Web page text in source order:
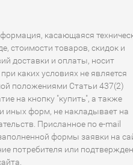
касающаяся
стоимости товаров, скидок и
доставки и оплаты, носит
каких условиях не является
положениями Статьи 437(2)
на кнопку "купить", а также
иных форм, не накладывает на
Присланное по e-mail
формы заявки на
потребителя или